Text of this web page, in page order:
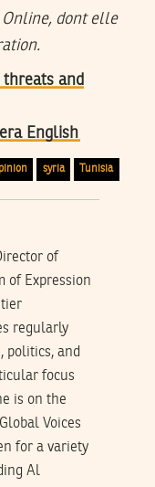
Online, dont elle
and
English
syria Tunisia
of
of Expression
regularly
politics, and
focus
is on the
Voices
for a variety
Al